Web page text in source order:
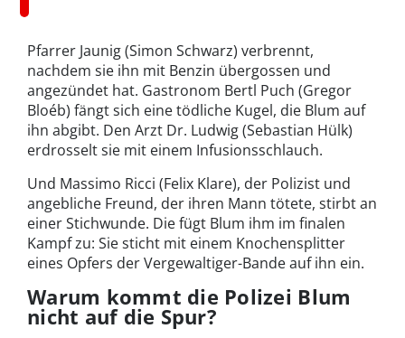
Pfarrer Jaunig (Simon Schwarz) verbrennt,
nachdem sie ihn mit Benzin übergossen und
angezündet hat. Gastronom Bertl Puch (Gregor
Bloéb) fängt sich eine tödliche Kugel, die Blum auf
ihn abgibt. Den Arzt Dr. Ludwig (Sebastian Hülk)
erdrosselt sie mit einem Infusionsschlauch.
Und Massimo Ricci (Felix Klare), der Polizist und
angebliche Freund, der ihren Mann tötete, stirbt an
einer Stichwunde. Die fügt Blum ihm im finalen
Kampf zu: Sie sticht mit einem Knochensplitter
eines Opfers der Vergewaltiger-Bande auf ihn ein.
Warum kommt die Polizei Blum
nicht auf die Spur?